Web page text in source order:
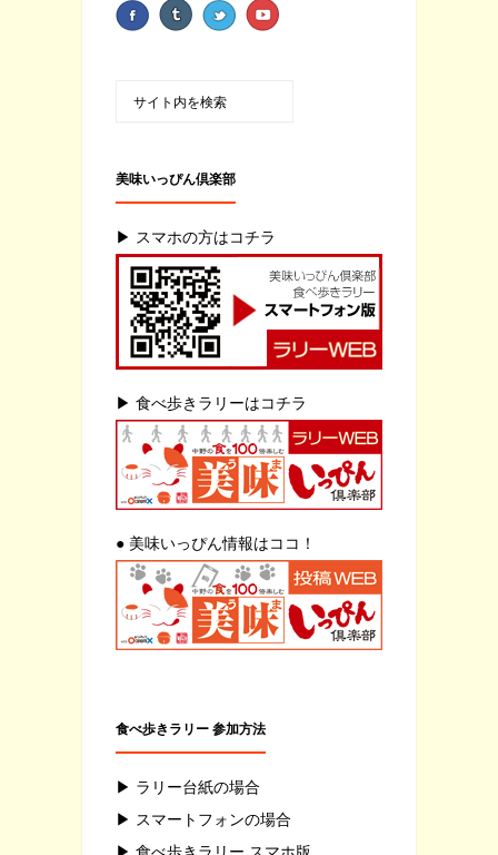
美味いっぴん倶楽部
▶ スマホの方はコチラ
▶ 食べ歩きラリーはコチラ
● 美味いっぴん情報はココ！
食べ歩きラリー 参加方法
▶ ラリー台紙の場合
▶ スマートフォンの場合